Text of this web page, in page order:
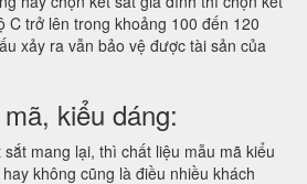
C trở lên trong khoảng 100 đến 120
xảy ra vẫn bảo vệ được tài sản của
kiểu dáng:
mang lại, thì chất liệu mẫu mã kiểu
không cũng là điều nhiều khách